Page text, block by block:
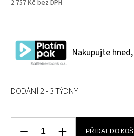
2 757 Kč bez DPH
Nakupujte
DODÁNÍ 2 - 3 TÝDNY
PŘIDAT DO